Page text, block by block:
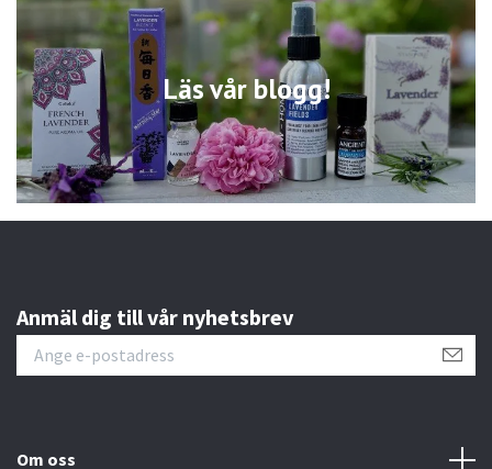
Läs vår blogg!
Anmäl dig till vår nyhetsbrev
Om oss